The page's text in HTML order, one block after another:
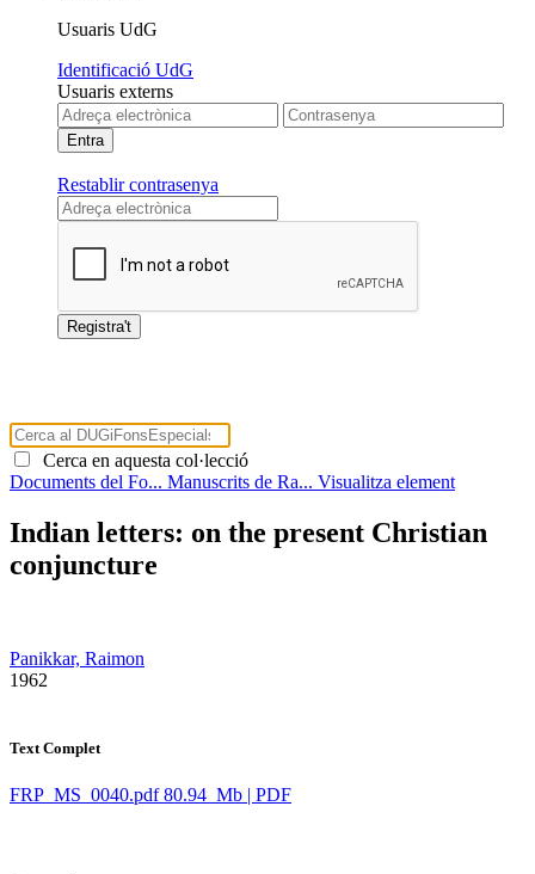
Usuaris UdG
Identificació UdG
Usuaris externs
Restablir contrasenya
Cerca en aquesta col·lecció
Documents del Fo... Manuscrits de Ra... Visualitza element
Indian letters: on the present Christian
conjuncture
Panikkar, Raimon
​ 1962
Text Complet
FRP_MS_0040.pdf 80.94 Mb | PDF